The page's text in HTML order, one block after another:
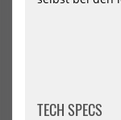
TECH SPECS